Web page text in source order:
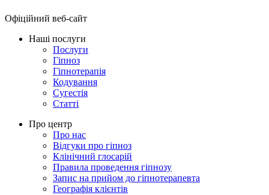
Офіційний веб-сайт
Наші послуги
Послуги
Гіпноз
Гіпнотерапія
Кодування
Сугестія
Статті
Про центр
Про нас
Відгуки про гіпноз
Клінічний глосарій
Правила проведення гіпнозу
Запис на прийом до гіпнотерапевта
Географія клієнтів